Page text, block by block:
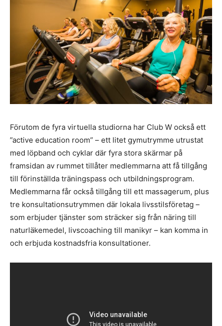
Förutom de fyra virtuella studiorna har Club W också ett
”active education room” – ett litet gymutrymme utrustat
med löpband och cyklar där fyra stora skärmar på
framsidan av rummet tillåter medlemmarna att få tillgång
till förinställda träningspass och utbildningsprogram.
Medlemmarna får också tillgång till ett massagerum, plus
tre konsultationsutrymmen där lokala livsstilsföretag –
som erbjuder tjänster som sträcker sig från näring till
naturläkemedel, livscoaching till manikyr – kan komma in
och erbjuda kostnadsfria konsultationer.